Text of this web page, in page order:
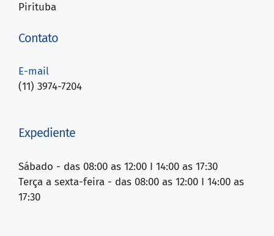
Pirituba
Contato
E-mail
(11) 3974-7204
Expediente
Sábado - das 08:00 as 12:00 I 14:00 as 17:30
Terça a sexta-feira - das 08:00 as 12:00 I 14:00 as
17:30